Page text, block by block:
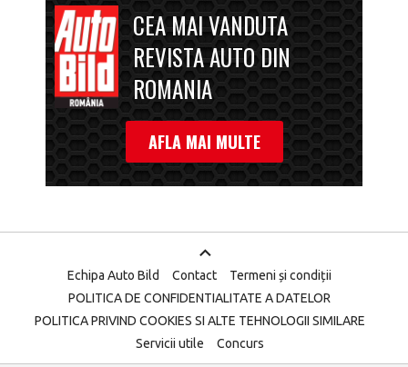
CEA MAI VANDUTA
REVISTA AUTO DIN
ROMANIA
AFLA MAI MULTE
Echipa Auto Bild Contact
Termeni și condiții
POLITICA DE CONFIDENTIALITATE A DATELOR
POLITICA PRIVIND COOKIES SI ALTE TEHNOLOGII SIMILARE
Servicii utile
Concurs